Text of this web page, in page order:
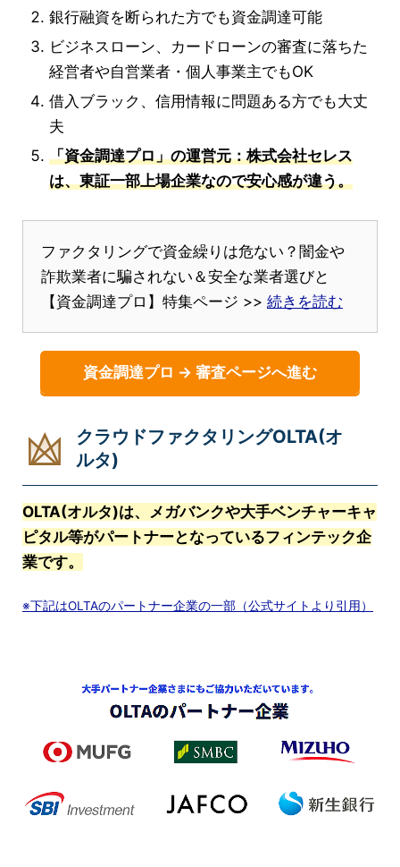
銀行融資を断られた方でも資金調達可能
ビジネスローン、カードローンの審査に落ちた
経営者や自営業者・個人事業主でもOK
借入ブラック、信用情報に問題ある方でも大丈
夫
「資金調達プロ」の運営元：株式会社セレス
は、東証一部上場企業なので安心感が違う。
ファクタリングで資金繰りは危ない？闇金や
詐欺業者に騙されない＆安全な業者選びと
【資金調達プロ】特集ページ >> 続きを読む
資金調達プロ → 審査ページへ進む
クラウドファクタリングOLTA(オ
ルタ)
OLTA(オルタ)は、メガバンクや大手ベンチャーキャ
ピタル等がパートナーとなっているフィンテック企
業です。
※下記はOLTAのパートナー企業の一部（公式サイトより引用）